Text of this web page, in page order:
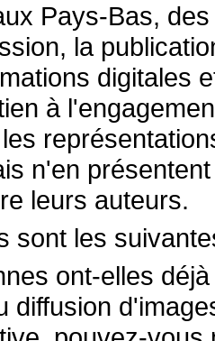
Pays-Bas,
la
digitales
à
n'en
leurs auteurs.
sont les
ont-elles
diffusion